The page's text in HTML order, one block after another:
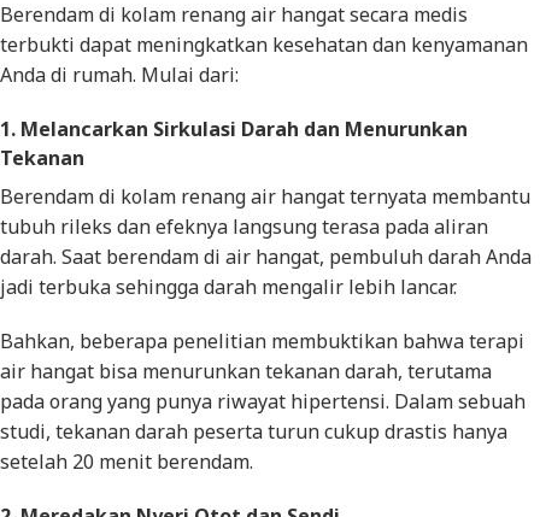
Berendam di kolam renang air hangat secara medis
terbukti dapat meningkatkan kesehatan dan kenyamanan
Anda di rumah. Mulai dari:
1. Melancarkan Sirkulasi Darah dan Menurunkan
Tekanan
Berendam di kolam renang air hangat ternyata membantu
tubuh rileks dan efeknya langsung terasa pada aliran
darah. Saat berendam di air hangat, pembuluh darah Anda
jadi terbuka sehingga darah mengalir lebih lancar.
Bahkan, beberapa penelitian membuktikan bahwa terapi
air hangat bisa menurunkan tekanan darah, terutama
pada orang yang punya riwayat hipertensi. Dalam sebuah
studi, tekanan darah peserta turun cukup drastis hanya
setelah 20 menit berendam.